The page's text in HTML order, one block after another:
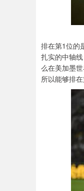
排在第1位的
扎实的中轴
么在美加墨
所以能够排